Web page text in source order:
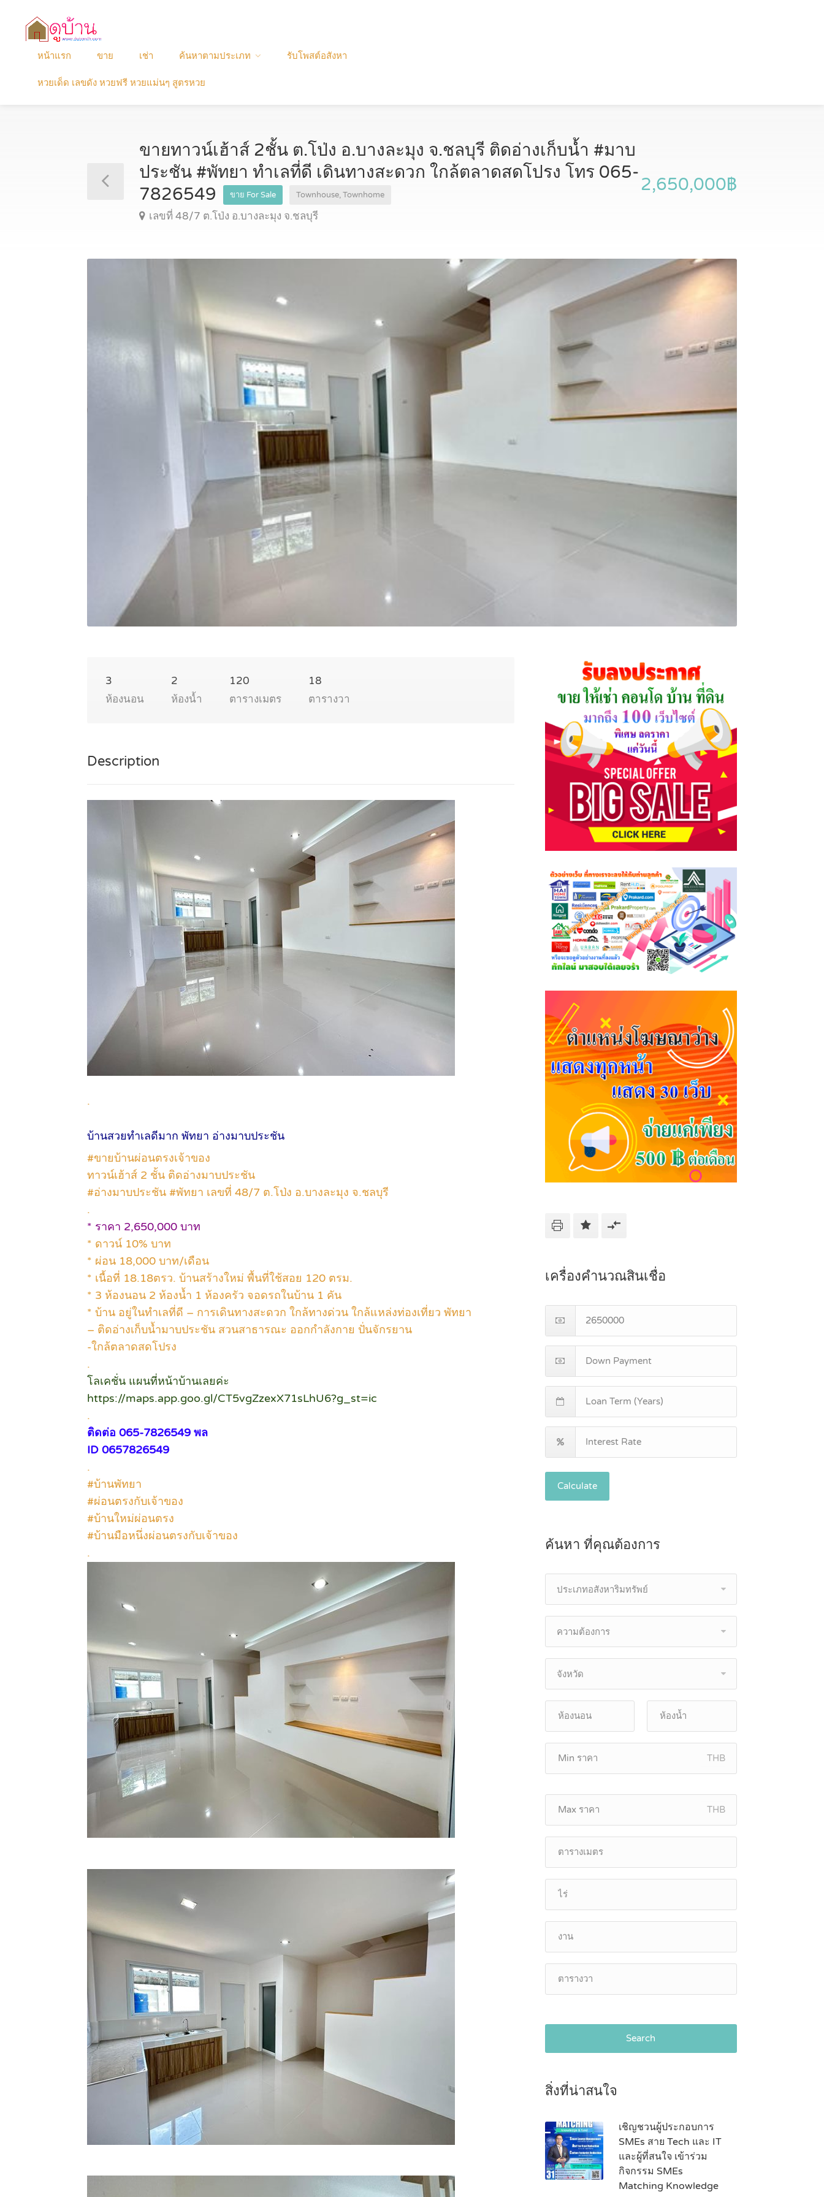
หน้าแรก ขาย เช่า ค้นหาตามประเภท รับโพสต์อสังหา
หวยเด็ด เลขดัง หวยฟรี หวยแม่นๆ สูตรหวย
ขายทาวน์เฮ้าส์ 2ชั้น ต.โป่ง อ.บางละมุง จ.ชลบุรี ติดอ่างเก็บน้ำ #มาบ
ประชัน #พัทยา ทำเลที่ดี เดินทางสะดวก ใกล้ตลาดสดโปรง โทร 065-
7826549
ขาย For Sale Townhouse, Townhome
เลขที่ 48/7 ต.โป่ง อ.บางละมุง จ.ชลบุรี
2,650,000฿
3
ห้องนอน
2
ห้องน้ำ
120
ตารางเมตร
18
ตารางวา
Description
.
บ้านสวยทำเลดีมาก พัทยา อ่างมาบประชัน
#ขายบ้านผ่อนตรงเจ้าของ
ทาวน์เฮ้าส์ 2 ชั้น ติดอ่างมาบประชัน
#อ่างมาบประชัน #พัทยา เลขที่ 48/7 ต.โป่ง อ.บางละมุง จ.ชลบุรี
.
* ราคา 2,650,000 บาท
* ดาวน์ 10% บาท
* ผ่อน 18,000 บาท/เดือน
* เนื้อที่ 18.18ตรว. บ้านสร้างใหม่ พื้นที่ใช้สอย 120 ตรม.
* 3 ห้องนอน 2 ห้องน้ำ 1 ห้องครัว จอดรถในบ้าน 1 คัน
* บ้าน อยู่ในทำเลที่ดี – การเดินทางสะดวก ใกล้ทางด่วน ใกล้แหล่งท่องเที่ยว พัทยา
– ติดอ่างเก็บน้ำมาบประชัน สวนสาธารณะ ออกกำลังกาย ปั่นจักรยาน
-ใกล้ตลาดสดโปรง
.
โลเคชั่น แผนที่หน้าบ้านเลยค่ะ
https://maps.app.goo.gl/CT5vgZzexX71sLhU6?g_st=ic
.
ติดต่อ 065-7826549 พล
ID 0657826549
.
#บ้านพัทยา
#ผ่อนตรงกับเจ้าของ
#บ้านใหม่ผ่อนตรง
#บ้านมือหนึ่งผ่อนตรงกับเจ้าของ
.
เครื่องคำนวณสินเชื่อ
Calculate
ค้นหา ที่คุณต้องการ
ประเภทอสังหาริมทรัพย์
ความต้องการ
จังหวัด
THB
THB
Search
สิ่งที่น่าสนใจ
เชิญชวนผู้ประกอบการ
SMEs สาย Tech และ IT
และผู้ที่สนใจ เข้าร่วม
กิจกรรม SMEs
Matching Knowledge